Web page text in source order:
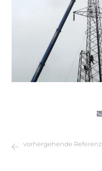
vorhergehende Referenz